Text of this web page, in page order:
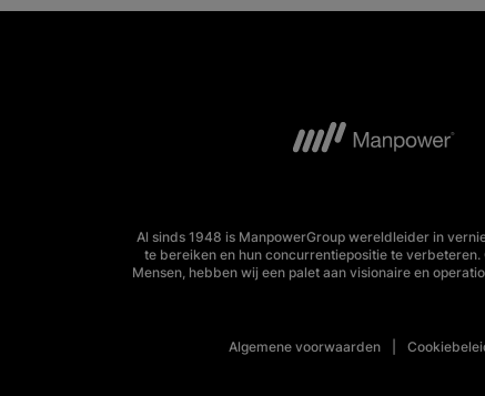
Al sinds 1948 is ManpowerGroup wereldleider in
te bereiken en hun concurrentiepositie te
Mensen, hebben wij een palet aan visionaire en
Algemene voorwaarden